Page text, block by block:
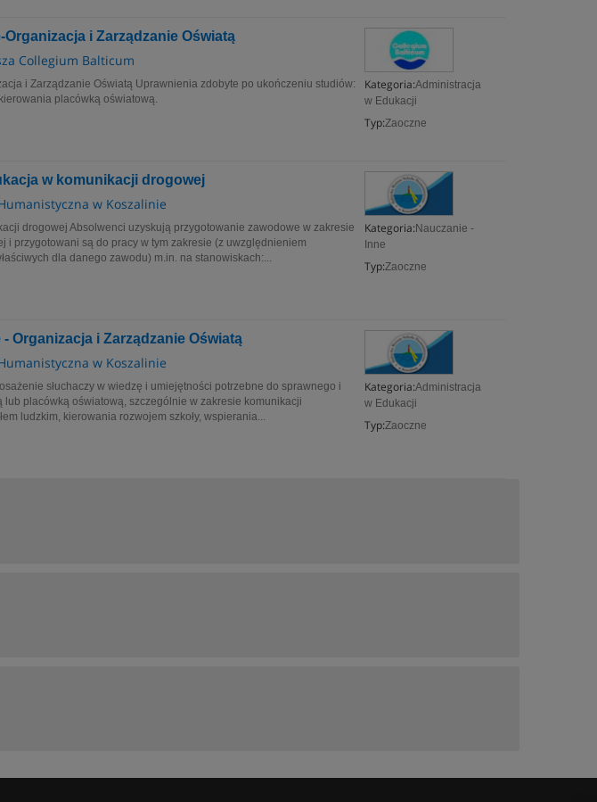
i Zarządzanie Oświatą
Collegium Balticum
Kategoria:Administracja
w Edukacji
Typ:Zaoczne
i Zarządzanie Oświatą Uprawnienia zdobyte po ukończeniu studiów:
placówką oświatową.
w komunikacji drogowej
w Koszalinie
Kategoria: Nauczanie -
Inne
Typ:Zaoczne
drogowej Absolwenci uzyskują przygotowanie zawodowe w zakresie
i przygotowani są do pracy w tym zakresie (z uwzględnieniem
dla danego zawodu) m.in. na stanowiskach:...
Organizacja i Zarządzanie Oświatą
w Koszalinie
Kategoria:Administracja
w Edukacji
Typ:Zaoczne
słuchaczy w wiedzę i umiejętności potrzebne do sprawnego i
lub placówką oświatową, szczególnie w zakresie komunikacji
ludzkim, kierowania rozwojem szkoły, wspierania...